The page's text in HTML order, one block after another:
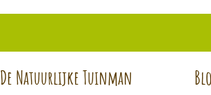
De Natuurlijke Tuinman